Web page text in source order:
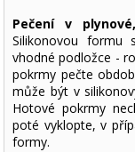
Pečení v
Silikonovou formu
vhodné podložce -
pokrmy pečte
může být v
Hotové pokrmy
poté vyklopte, v
formy.